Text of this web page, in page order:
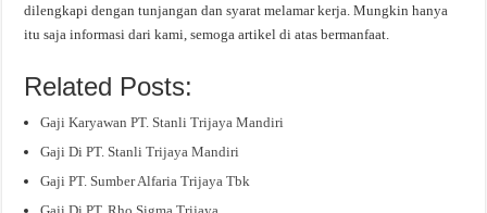
dilengkapi dengan tunjangan dan syarat melamar kerja. Mungkin hanya
itu saja informasi dari kami, semoga artikel di atas bermanfaat.
Related Posts:
Gaji Karyawan PT. Stanli Trijaya Mandiri
Gaji Di PT. Stanli Trijaya Mandiri
Gaji PT. Sumber Alfaria Trijaya Tbk
Gaji Di PT. Rho Sigma Trijaya